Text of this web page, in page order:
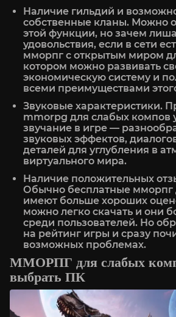
Наличие гильдий и
собственные кланы. Можно
этой функции, но зачем
удовольствия, если в сети
мморпг с открытым миром
котором можно развивать
экономическую систему и
всеми преимуществами
Звуковые характеристики.
mmorpg для слабых компов
звучание в игре —
звуковых эффектов,
деталей для углубления в
виртуального мира.
Наличие положительных
Обычно бесплатные мморпг
имеют больше хороших
можно легко скачать и они
среди пользователей. Но
на рейтинг игры и сразу
возможных проблемах.
ММОРПГ для слабых
выбрать ПК